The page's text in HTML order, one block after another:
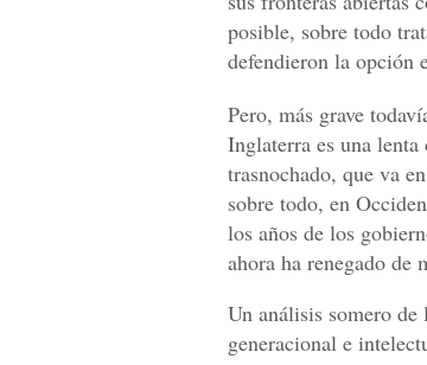
posible, sobre todo
defendieron la opción
Pero, más grave
Inglaterra es una
trasnochado, que va
sobre todo, en
los años de los
ahora ha renegado de
Un análisis somero
generacional e